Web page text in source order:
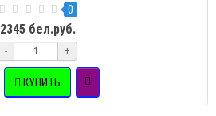
0
2345 бел.руб.
- +
КУПИТЬ